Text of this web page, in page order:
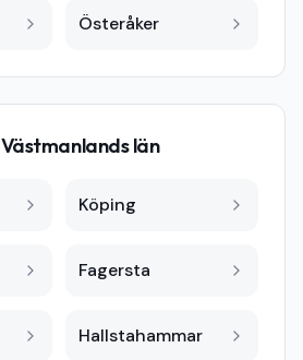
Österåker
Västmanlands län
Köping
Fagersta
Hallstahammar